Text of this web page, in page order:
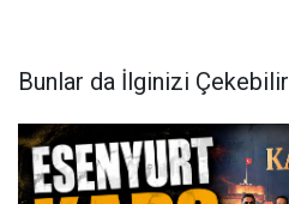
Bunlar da İlginizi Çekebilir